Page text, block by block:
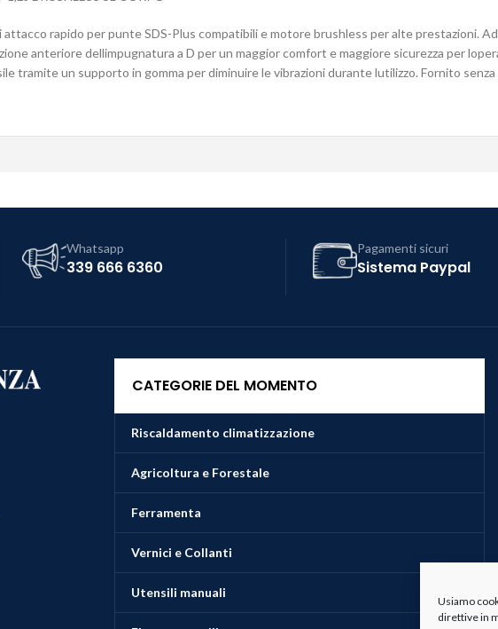
Usiamo
direttive in
rapido per punte SDS-Plus compatibili e motore brushless per alte prestazioni.
anteriore dellimpugnatura a D per un maggior comfort e maggiore sicurezza per
tramite un supporto in gomma per diminuire le vibrazioni durante lutilizzo. Fornito
Whatsapp
339 666 6360
Pagamenti sicuri
Sistema Paypal
CATEGORIE DEL MOMENTO
Riscaldamento climatizzazione
Agricoltura e Forestale
Ferramenta
Vernici e Collanti
Utensili manuali